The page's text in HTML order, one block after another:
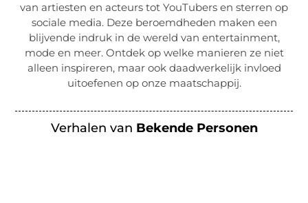
van artiesten en acteurs tot YouTubers en sterren op
sociale media. Deze beroemdheden maken een
blijvende indruk in de wereld van entertainment,
mode en meer. Ontdek op welke manieren ze niet
alleen inspireren, maar ook daadwerkelijk invloed
uitoefenen op onze maatschappij.
Verhalen van Bekende Personen